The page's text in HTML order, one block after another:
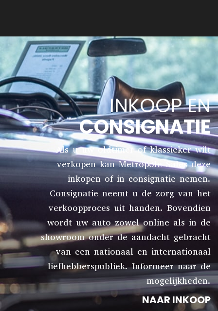
INKOOP EN
CONSIGNATIE
Als u uw oldtimer of klassieker wilt
verkopen kan Metropole Sales deze
inkopen of in consignatie nemen.
Consignatie neemt u de zorg van het
verkoopproces uit handen. Bovendien
wordt uw auto zowel online als in de
showroom onder de aandacht gebracht
van een nationaal en internationaal
liefhebberspubliek. Informeer naar de
mogelijkheden.
NAAR INKOOP